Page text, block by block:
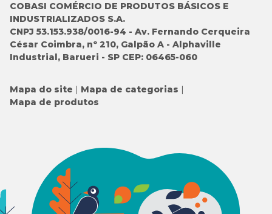
COBASI COMÉRCIO DE PRODUTOS BÁSICOS E
INDUSTRIALIZADOS S.A.
CNPJ 53.153.938/0016-94 - Av. Fernando Cerqueira
César Coimbra, nº 210, Galpão A - Alphaville
Industrial, Barueri - SP CEP: 06465-060
Mapa do site
Mapa de categorias
Mapa de produtos